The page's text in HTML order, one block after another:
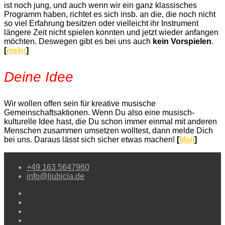
ist noch jung, und auch wenn wir ein ganz klassisches
Programm haben, richtet es sich insb. an die, die noch nicht
so viel Erfahrung besitzen oder vielleicht ihr Instrument
längere Zeit nicht spielen konnten und jetzt wieder anfangen
möchten. Deswegen gibt es bei uns auch kein Vorspielen.
[mehr]
Deine Idee
Wir wollen offen sein für kreative musische
Gemeinschaftsaktionen. Wenn Du also eine musisch-
kulturelle Idee hast, die Du schon immer einmal mit anderen
Menschen zusammen umsetzen wolltest, dann melde Dich
bei uns. Daraus lässt sich sicher etwas machen! [Mail ]
+49 163 5647960
info@liubicia.de